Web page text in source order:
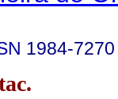
1984-7270